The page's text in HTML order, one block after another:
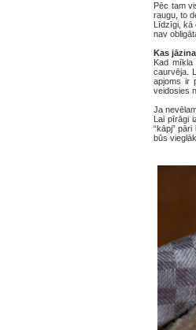
Pēc tam
raugu, to
Līdzīgi, kā
nav
Kas
Kad
caurvēja.
apjoms ir
veidosies
Ja
Lai pīrāgi
“kāpj”
būs